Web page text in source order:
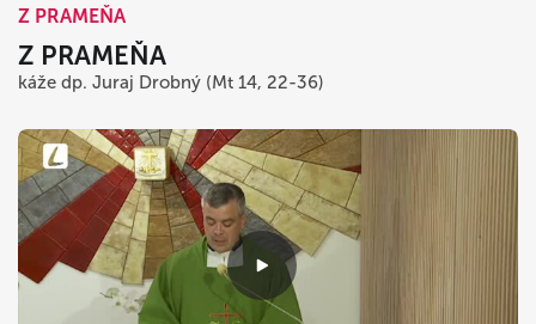
Z PRAMEŇA
Z PRAMEŇA
káže dp. Juraj Drobný (Mt 14, 22-36)